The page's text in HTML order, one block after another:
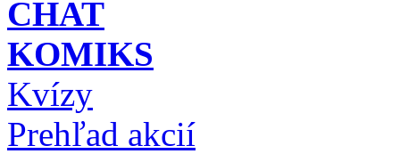
CHAT
KOMIKS
Kvízy
Prehľad akcií